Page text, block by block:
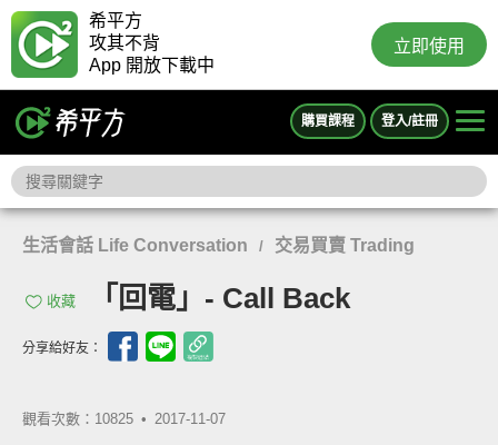
希平方
攻其不背
App 開放下載中
立即使用
購買課程 登入/註冊
生活會話 Life Conversation / 交易買賣 Trading
收藏 「回電」- Call Back
分享給好友：
觀看次數：10825 • 2017-11-07